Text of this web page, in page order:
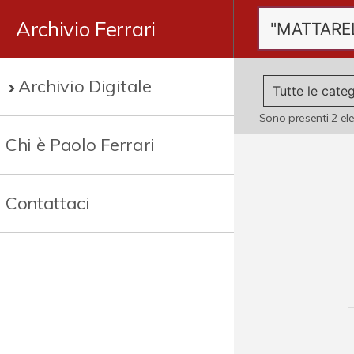
Archivio Ferrari
Archivio Digitale
Chi è Paolo Ferrari
Contattaci
Sono presenti2